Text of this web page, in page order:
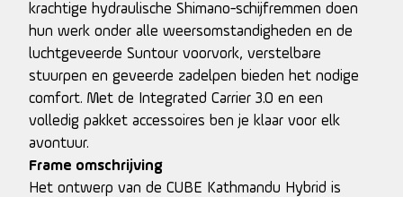
krachtige hydraulische Shimano-schijfremmen doen
hun werk onder alle weersomstandigheden en de
luchtgeveerde Suntour voorvork, verstelbare
stuurpen en geveerde zadelpen bieden het nodige
comfort. Met de Integrated Carrier 3.0 en een
volledig pakket accessoires ben je klaar voor elk
avontuur.
Frame omschrijving
Het ontwerp van de CUBE Kathmandu Hybrid is